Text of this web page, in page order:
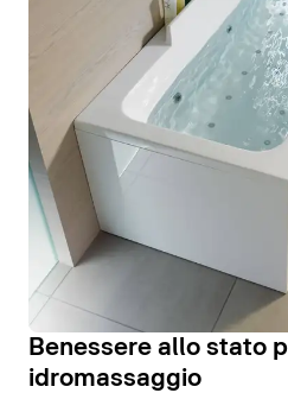
Benessere allo stato
idromassaggio